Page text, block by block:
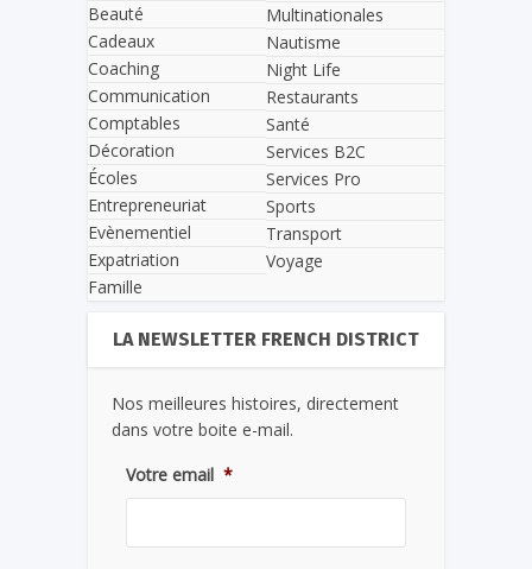
Beauté
Cadeaux
Coaching
Communication
Comptables
Décoration
Écoles
Entrepreneuriat
Evènementiel
Expatriation
Famille
Multinationales
Nautisme
Night Life
Restaurants
Santé
Services B2C
Services Pro
Sports
Transport
Voyage
LA NEWSLETTER FRENCH DISTRICT
Nos meilleures histoires, directement
dans votre boite e-mail.
Votre email *